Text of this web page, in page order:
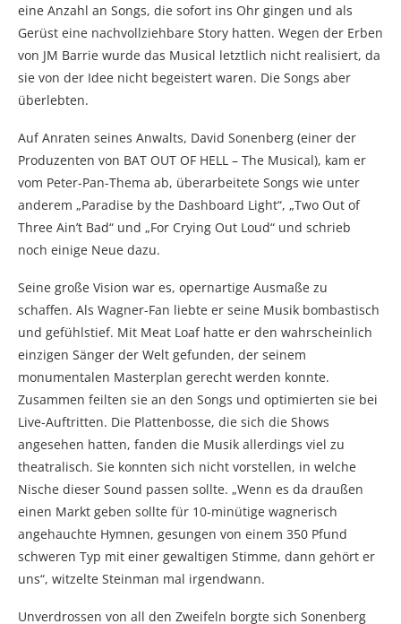
eine Anzahl an Songs, die sofort ins Ohr gingen und als
Gerüst eine nachvollziehbare Story hatten. Wegen der Erben
von JM Barrie wurde das Musical letztlich nicht realisiert, da
sie von der Idee nicht begeistert waren. Die Songs aber
überlebten.
Auf Anraten seines Anwalts, David Sonenberg (einer der
Produzenten von BAT OUT OF HELL – The Musical), kam er
vom Peter-Pan-Thema ab, überarbeitete Songs wie unter
anderem „Paradise by the Dashboard Light“, „Two Out of
Three Ain’t Bad“ und „For Crying Out Loud“ und schrieb
noch einige Neue dazu.
Seine große Vision war es, opernartige Ausmaße zu
schaffen. Als Wagner-Fan liebte er seine Musik bombastisch
und gefühlstief. Mit Meat Loaf hatte er den wahrscheinlich
einzigen Sänger der Welt gefunden, der seinem
monumentalen Masterplan gerecht werden konnte.
Zusammen feilten sie an den Songs und optimierten sie bei
Live-Auftritten. Die Plattenbosse, die sich die Shows
angesehen hatten, fanden die Musik allerdings viel zu
theatralisch. Sie konnten sich nicht vorstellen, in welche
Nische dieser Sound passen sollte. „Wenn es da draußen
einen Markt geben sollte für 10-minütige wagnerisch
angehauchte Hymnen, gesungen von einem 350 Pfund
schweren Typ mit einer gewaltigen Stimme, dann gehört er
uns“, witzelte Steinman mal irgendwann.
Unverdrossen von all den Zweifeln borgte sich Sonenberg